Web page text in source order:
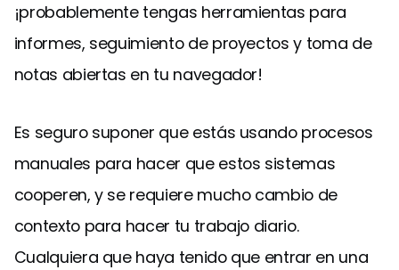
¡probablemente tengas herramientas para
informes, seguimiento de proyectos y toma de
notas abiertas en tu navegador!
Es seguro suponer que estás usando procesos
manuales para hacer que estos sistemas
cooperen, y se requiere mucho cambio de
contexto para hacer tu trabajo diario.
Cualquiera que haya tenido que entrar en una